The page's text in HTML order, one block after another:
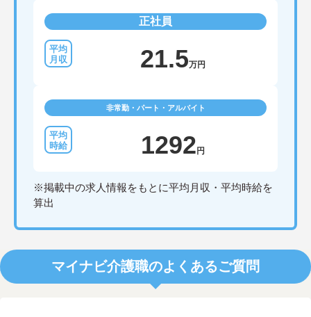
正社員
21.5万円
非常勤・パート・アルバイト
1292 円
※掲載中の求人情報をもとに平均月収・平均時給を
算出
マイナビ介護職のよくあるご質問